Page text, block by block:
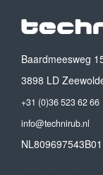
Baardmeesweg
3898 LD
+31 (0)36 523 62 66
info@technirub.nl
NL809697543B01